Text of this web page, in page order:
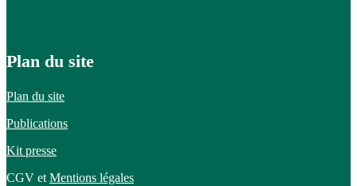
Plan du site
Plan du site
Publications
Kit presse
CGV etMentions légales